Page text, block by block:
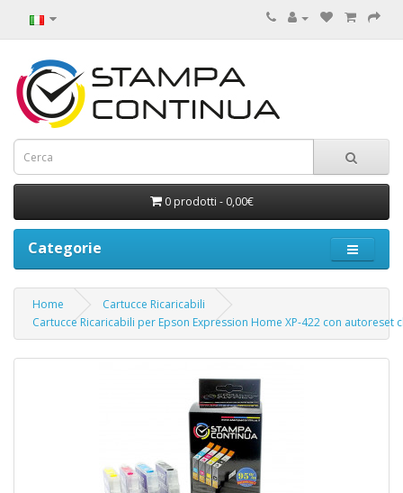
0 prodotti - 0,00€
Categorie
Home
Cartucce Ricaricabili
Cartucce Ricaricabili per Epson Expression Home XP-422 con autoreset